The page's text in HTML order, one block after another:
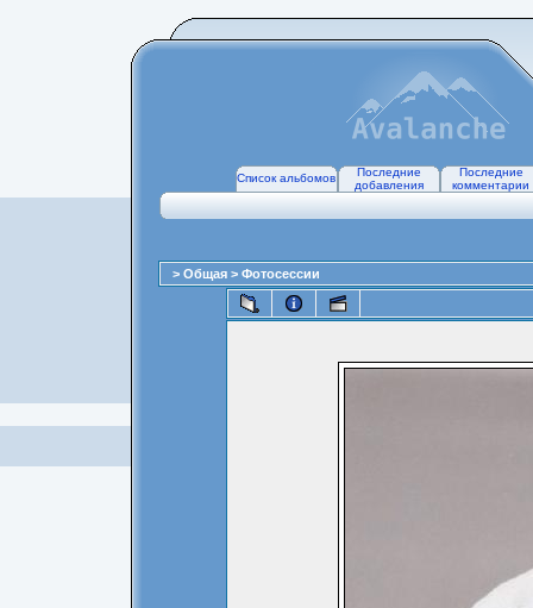
Список альбомов
Последние
добавления
Последние
комментарии
> Общая > Фотосессии